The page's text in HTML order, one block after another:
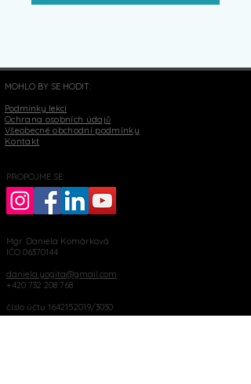
MOHLO BY SE HODIT:
Podmínky lekcí
Ochrana osobních údajů
Všeobecné obchodní podmínky
Kontakt
PROPOJME SE:
Mgr. Daniela Komárková
IČO 06370144
daniela.yogita@gmail.com
+420 732 208 768
číslo účtu 1642152019/3030